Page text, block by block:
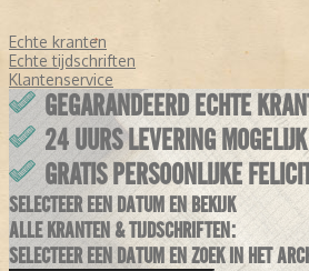
Echte kranten
Echte tijdschriften
Klantenservice
GEGARANDEERD ECHTE
24 UURS LEVERING MOGELIJK
GRATIS PERSOONLIJKE
SELECTEER EEN DATUM EN BEKIJK
ALLE KRANTEN & TIJDSCHRIFTEN:
SELECTEER EEN DATUM EN ZOEK IN HET